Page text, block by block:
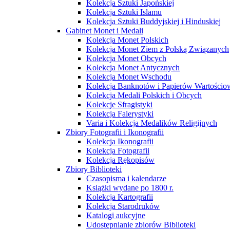
Kolekcja Sztuki Japońskiej
Kolekcja Sztuki Islamu
Kolekcja Sztuki Buddyjskiej i Hinduskiej
Gabinet Monet i Medali
Kolekcja Monet Polskich
Kolekcja Monet Ziem z Polską Związanych
Kolekcja Monet Obcych
Kolekcja Monet Antycznych
Kolekcja Monet Wschodu
Kolekcja Banknotów i Papierów
Kolekcja Medali Polskich i Obcych
Kolekcje Sfragistyki
Kolekcja Falerystyki
Varia i Kolekcja Medalików Religijnych
Zbiory Fotografii i Ikonografii
Kolekcja Ikonografii
Kolekcja Fotografii
Kolekcja Rękopisów
Zbiory Biblioteki
Czasopisma i kalendarze
Książki wydane po 1800 r.
Kolekcja Kartografii
Kolekcja Starodruków
Katalogi aukcyjne
Udostępnianie zbiorów Biblioteki